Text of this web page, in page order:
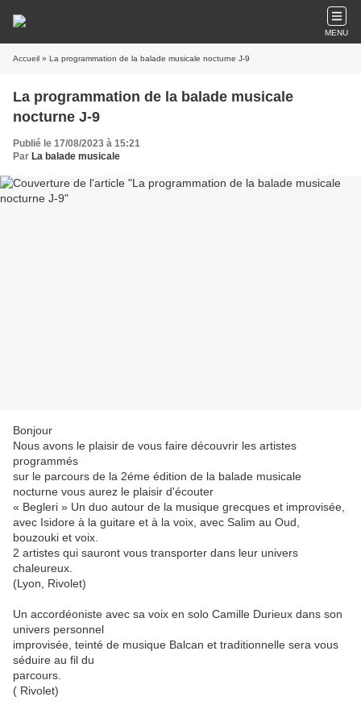
MENU
Accueil » La programmation de la balade musicale nocturne J-9
La programmation de la balade musicale
nocturne J-9
Publié le 17/08/2023 à 15:21
Par La balade musicale
Bonjour
Nous avons le plaisir de vous faire découvrir les artistes
programmés
sur le parcours de la 2éme édition de la balade musicale
nocturne vous aurez le plaisir d'écouter
« Begleri » Un duo autour de la musique grecques et improvisée,
avec Isidore à la guitare et à la voix, avec Salim au Oud,
bouzouki et voix.
2 artistes qui sauront vous transporter dans leur univers
chaleureux.
(Lyon, Rivolet)
Un accordéoniste avec sa voix en solo Camille Durieux dans son
univers personnel
improvisée, teinté de musique Balcan et traditionnelle sera vous
séduire au fil du
parcours.
( Rivolet)